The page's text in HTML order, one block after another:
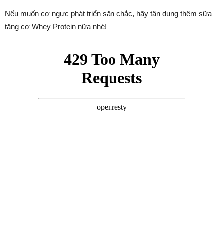
Nếu muốn cơ ngực phát triển săn chắc, hãy tận dụng thêm sữa
tăng cơ Whey Protein nữa nhé!